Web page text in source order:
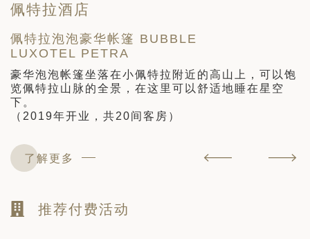
佩特拉酒店
佩特拉泡泡豪华帐篷 BUBBLE
LUXOTEL PETRA
豪华泡泡帐篷坐落在小佩特拉附近的高山上，可以饱
览佩特拉山脉的全景，在这里可以舒适地睡在星空
下。
（2019年开业，共20间客房）
了解更多
推荐付费活动